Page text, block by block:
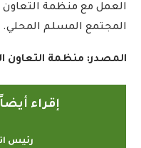
العمل مع منظمة
المجتمع المسلم المحلي.
المصدر: منظمة التعاون
إقراء
رئيس